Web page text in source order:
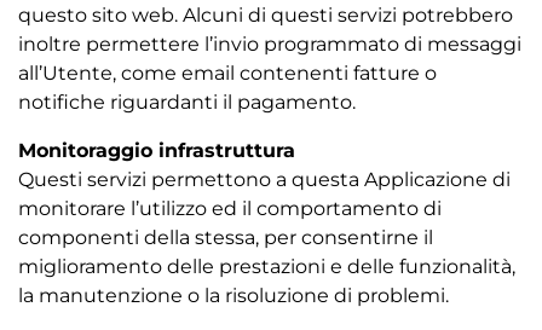
questo sito web. Alcuni di questi servizi potrebbero
inoltre permettere l’invio programmato di messaggi
all’Utente, come email contenenti fatture o
notifiche riguardanti il pagamento.
Monitoraggio infrastruttura
Questi servizi permettono a questa Applicazione di
monitorare l’utilizzo ed il comportamento di
componenti della stessa, per consentirne il
miglioramento delle prestazioni e delle funzionalità,
la manutenzione o la risoluzione di problemi.